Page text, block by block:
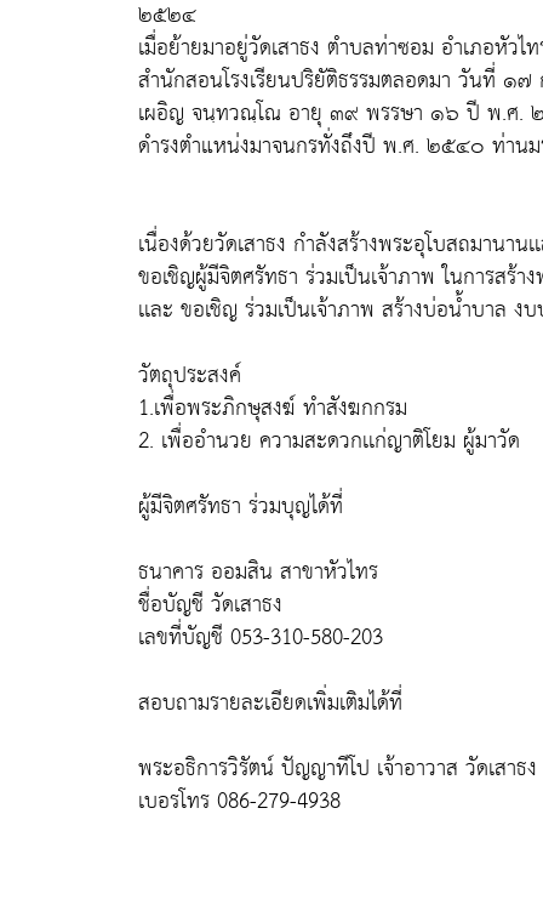
๒๕๒๔
เมื่อย้ายมาอยู่วัดเสาธง ตำบลท่าซอม อำเภอหัว
สำนักสอนโรงเรียนปริยัติธรรมตลอดมา วันที่
เผอิญ จนฺทวณฺโณ อายุ ๓๙ พรรษา ๑๖ ปี พ.ศ.
ดำรงตำแหน่งมาจนกรทั่งถึงปี พ.ศ. ๒๕๔๐ ท่าน
เนื่องด้วยวัดเสาธง กำลังสร้างพระอุโบสถมานานเ
ขอเชิญผู้มีจิตศรัทธา ร่วมเป็นเจ้าภาพ ในการสร้า
เเละ ขอเชิญ ร่วมเป็นเจ้าภาพ สร้างบ่อน้ำบาล ง
วัตถุประสงค์
1.เพื่อพระภิกษุสงฆ์ ทำสังฆกกรม
2. เพื่ออำนวย ความสะดวกเเก่ญาติโยม ผู้มาวัด
ผู้มีจิตศรัทธา ร่วมบุญได้ที่
ธนาคาร ออมสิน สาขาหัวไทร
ชื่อบัญชี วัดเสาธง
เลขที่บัญชี 053-310-580-203
สอบถามรายละเอียดเพิ่มเติมได้ที่
พระอธิการวิรัตน์ ปัญญาทีโป เจ้าอาวาส วัดเสาธง
เบอรโทร 086-279-4938